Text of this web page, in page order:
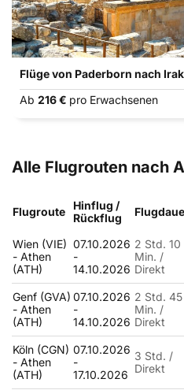
Flüge von Paderborn nach
Ab 216 € pro Erwachsenen
Alle Flugrouten nach
Flugroute
Hinflug /
Rückflug
Wien (VIE)
- Athen
(ATH)
07.10.2026
-
14.10.2026
2 Std. 10
Min. /
Direkt
Genf (GVA)
- Athen
(ATH)
07.10.2026
-
14.10.2026
2 Std. 45
Min. /
Direkt
Köln (CGN)
- Athen
(ATH)
07.10.2026
-
17.10.2026
3 Std. /
Direkt